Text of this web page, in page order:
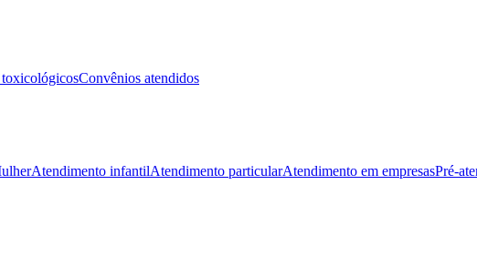
toxicológicosConvênios atendidos
Atendimento infantilAtendimento particularAtendimento em empresasPré-